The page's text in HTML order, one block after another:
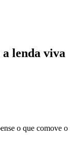
lenda viva
o que comove o